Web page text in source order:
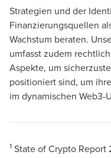
Strategien und der
Finanzierungsquellen
Wachstum beraten.
umfasst zudem
Aspekte, um
positioniert sind, um
im dynamischen Web3-
1 State of Crypto Report